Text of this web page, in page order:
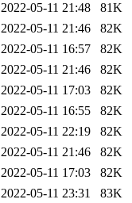
2022-05-11 21:48
81K
2022-05-11 21:46
82K
2022-05-11 16:57
82K
2022-05-11 21:46
82K
2022-05-11 17:03
82K
2022-05-11 16:55
82K
2022-05-11 22:19
82K
2022-05-11 21:46
82K
2022-05-11 17:03
82K
2022-05-11 23:31 83K